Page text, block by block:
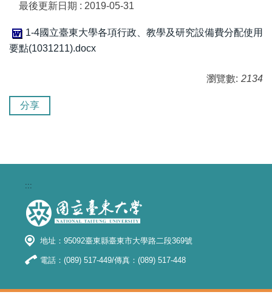
最後更新日期 : 2019-05-31
1-4國立臺東大學各項行政、教學及研究設備費分配使用
要點(1031211).docx
瀏覽數: 2134
分享
:::
地址：95092臺東縣臺東市大學路二段369號
電話：(089) 517-449/傳真：(089) 517-448